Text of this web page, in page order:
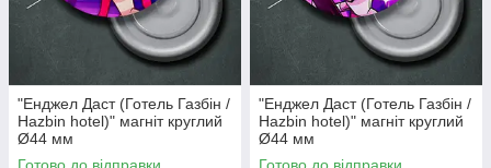
"Енджел Даст (Готель Газбін /
Hazbin hotel)" магніт круглий
Ø44 мм
Готово до відправки
"Енджел Даст (Готель Газбін /
Hazbin hotel)" магніт круглий
Ø44 мм
Готово до відправки